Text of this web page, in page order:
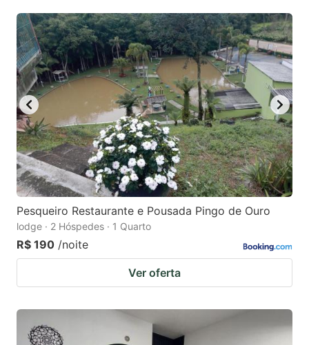
Pesqueiro Restaurante e Pousada Pingo de Ouro
lodge · 2 Hóspedes · 1 Quarto
R$ 190 /noite
Ver oferta